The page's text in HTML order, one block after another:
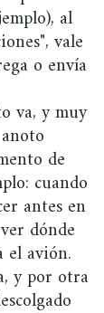
al
vale
o envía
va, y muy
de
cuando
antes en
dónde
el avión.
y por otra